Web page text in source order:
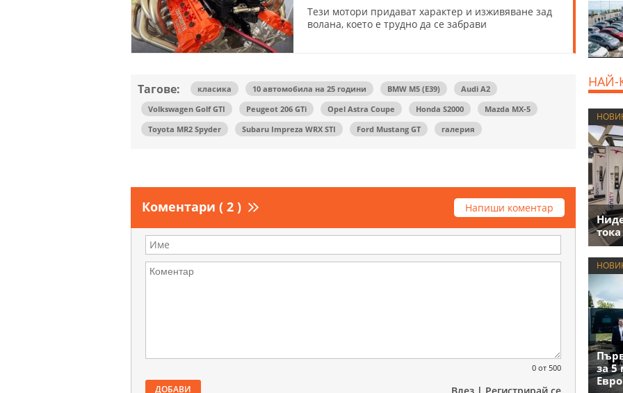
Тези мотори придават характер и изживяване зад
волана, което е трудно да се забрави
Тагове: класика 10 автомобила на 25 години BMW M5 (E39)
Audi А2
Volkswagen Golf GTI
Peugeot 206 GTi Opel Astra Coupe Honda S2000
Mazda MX-5
Toyota MR2 Spyder
Subaru Impreza WRX STI Ford Mustang GT галерия
Коментари ( 2 ) Напиши коментар
0 от 500
ДОБАВИ
НАЙ-
за 5